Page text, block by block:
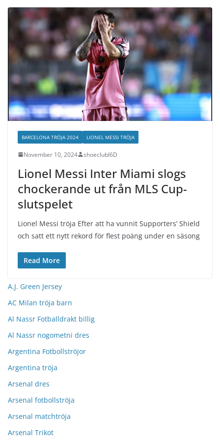
BARCELONA TRÖJA 2024 LIONEL MESSI TRÖJA
November 10, 2024 shoeclubl6D
Lionel Messi Inter Miami slogs
chockerande ut från MLS Cup-
slutspelet
Lionel Messi tröja Efter att ha vunnit Supporters’ Shield
och satt ett nytt rekord för flest poäng under en säsong
Read More
A.J. Green Jersey
AC Milan tröja barn
Al Nassr Fotballdrakt billig
Al Nassr nogometni dres
Argentina Fotbollströjor
Argentina tröja
Arsenal dres
Arsenal fotbollströja
Arsenal matchtröja
Arsenal Trikot